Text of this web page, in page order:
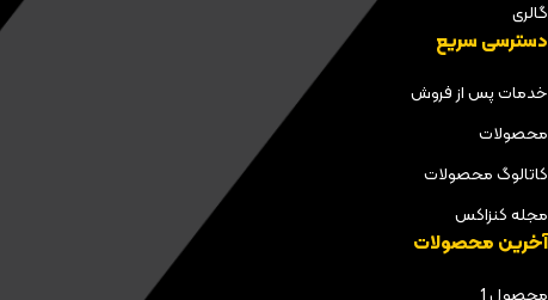
گالری
دسترسی سریع
خدمات پس از فروش
محصولات
کاتالوگ محصولات
مجله کنزاکس
آخرین محصولات